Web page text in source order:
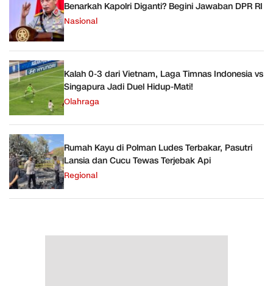
Benarkah Kapolri Diganti? Begini Jawaban DPR RI
Nasional
Kalah 0-3 dari Vietnam, Laga Timnas Indonesia vs
Singapura Jadi Duel Hidup-Mati!
Olahraga
Rumah Kayu di Polman Ludes Terbakar, Pasutri
Lansia dan Cucu Tewas Terjebak Api
Regional